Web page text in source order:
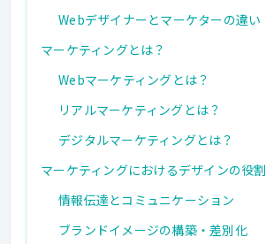
Webデザイナーとマーケターの違い
マーケティングとは？
Webマーケティングとは？
リアルマーケティングとは？
デジタルマーケティングとは？
マーケティングにおけるデザインの役割
情報伝達とコミュニケーション
ブランドイメージの構築・差別化